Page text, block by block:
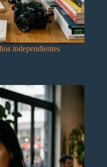
independientes